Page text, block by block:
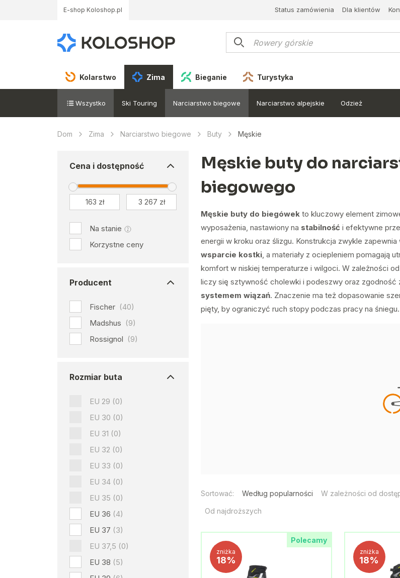
E-shop Koloshop.pl Status zamówienia Dla klientów
Kolarstwo Zima Bieganie Turystyka
Wszystko Ski Touring Narciarstwo biegowe Narciarstwo alpejskie Odzież
Dom Zima Narciarstwo biegowe Buty Męskie
Cena i dostępność
Na stanie
Korzystne ceny
Producent
Fischer (40)
Madshus (9)
Rossignol (9)
Rozmiar buta
EU 29 (0)
EU 30 (0)
EU 31 (0)
EU 32 (0)
EU 33 (0)
EU 34 (0)
EU 35 (0)
EU 36 (4)
EU 37 (3)
EU 37,5 (0)
EU 38 (5)
Męskie buty do
biegowego
Męskie buty do biegówek to kluczowy element
wyposażenia, nastawiony na stabilność i efektywne
energii w kroku oraz ślizgu. Konstrukcja zwykle zapewnia
wsparcie kostki, a materiały z ociepleniem pomagają
komfort w niskiej temperaturze i wilgoci. W zależności
liczy się sztywność cholewki i podeszwy oraz zgodność
systemem wiązań. Znaczenie ma też dopasowanie
pięty, by ograniczyć ruch stopy podczas pracy na śniegu.
Sortować: Według popularności W zależności od
Od najdroższych
Polecamy
zniżka
18%
zniżka
18%